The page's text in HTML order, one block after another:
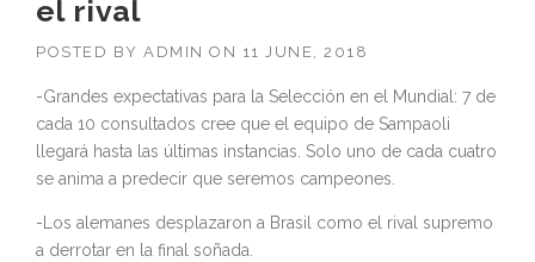
el rival
POSTED BY ADMIN ON 11 JUNE, 2018
-Grandes expectativas para la Selección en el Mundial: 7 de
cada 10 consultados cree que el equipo de Sampaoli
llegará hasta las últimas instancias. Solo uno de cada cuatro
se anima a predecir que seremos campeones.
-Los alemanes desplazaron a Brasil como el rival supremo
a derrotar en la final soñada.